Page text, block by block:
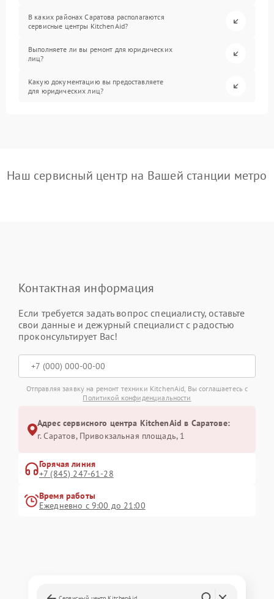
В каких районах Саратова располагаются
сервисные центры KitchenAid?
Выполняете ли вы ремонт для юридических
лиц?
Какую документацию вы предоставляете
для юридических лиц?
Наш сервисный центр на Вашей станции метро
Контактная информация
Если требуется задать вопрос специалисту, оставьте
свои данные и дежурный специалист с радостью
проконсультирует Вас!
Отправляя заявку на ремонт техники KitchenAid, Вы соглашаетесь с
Политикой конфиденциальности
Адрес сервисного центра KitchenAid в Саратове:
г. Саратов, Привокзальная площадь, 1
Горячая линия
+7 (845) 247-61-28
Время работы
Ежедневно с 9:00 до 21:00